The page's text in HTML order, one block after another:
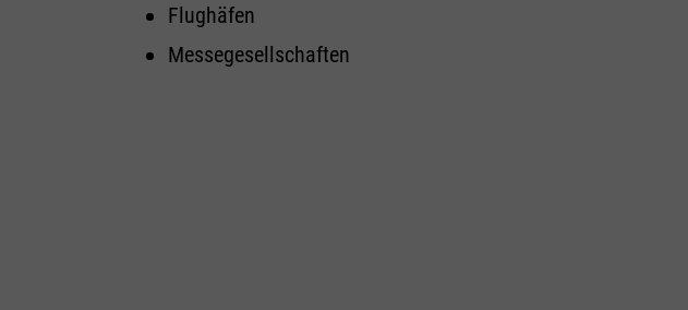
Flughäfen
Messegesellschaften